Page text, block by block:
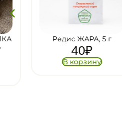
Редис ЖАРА, 5 г
В корзину